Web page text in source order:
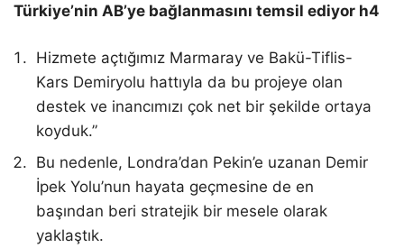
Türkiye’nin AB’ye bağlanmasını temsil ediyor h4
Hizmete açtığımız Marmaray ve Bakü-Tiflis-
Kars Demiryolu hattıyla da bu projeye olan
destek ve inancımızı çok net bir şekilde ortaya
koyduk.”
Bu nedenle, Londra’dan Pekin’e uzanan Demir
İpek Yolu’nun hayata geçmesine de en
başından beri stratejik bir mesele olarak
yaklaştık.